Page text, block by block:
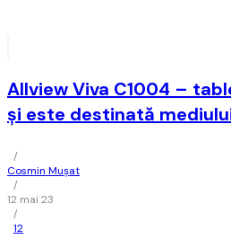
Allview Viva C1004 –
şi este destinată
/
Cosmin Mușat
/
12 mai 23
/
12